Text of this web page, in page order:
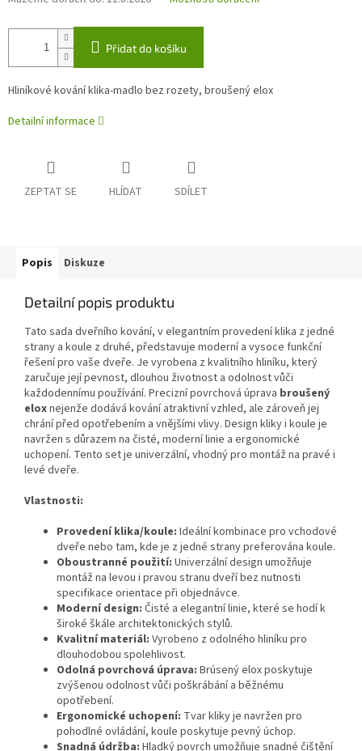
Přidat do košíku
Hliníkové kování klika-madlo bez rozety, broušený elox
Detailní informace
ZEPTAT SE HLÍDAT SDÍLET
Popis Diskuze
Detailní popis produktu
Tato sada dveřního kování, v elegantním provedení klika z jedné
strany a koule z druhé, představuje moderní a vysoce funkční
řešení pro vaše dveře. Je vyrobena z kvalitního hliníku, který
zaručuje její pevnost, dlouhou životnost a odolnost vůči
každodennímu používání. Precizní povrchová úprava broušený
eloxnejenže dodává kování atraktivní vzhled, ale zároveň jej
chrání před opotřebením a vnějšími vlivy. Design kliky i koule je
navržen s důrazem na čisté, moderní linie a ergonomické
uchopení. Tento set je univerzální, vhodný pro montáž na pravé i
levé dveře.
Vlastnosti:
Provedení klika/koule: Ideální kombinace pro vchodové
dveře nebo tam, kde je z jedné strany preferována koule.
Oboustranné použití: Univerzální design umožňuje
montáž na levou i pravou stranu dveří bez nutnosti
specifikace orientace při objednávce.
Moderní design: Čisté a elegantní linie, které se hodí k
široké škále architektonických stylů.
Kvalitní materiál: Vyrobeno z odolného hliníku pro
dlouhodobou spolehlivost.
Odolná povrchová úprava: Brúsený elox poskytuje
zvýšenou odolnost vůči poškrábání a běžnému
opotřebení.
Ergonomické uchopení: Tvar kliky je navržen pro
pohodlné ovládání, koule poskytuje pevný úchop.
Snadná údržba: Hladký povrch umožňuje snadné čištění